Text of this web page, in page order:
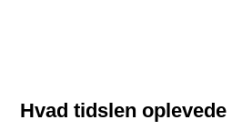
Hvad tidslen oplevede